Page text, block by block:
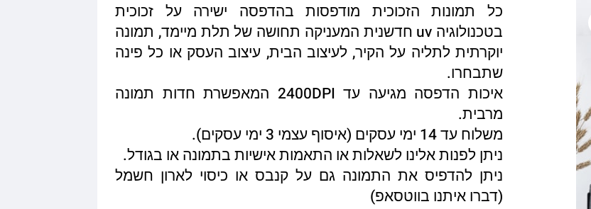
כל תמונות הזכוכית מודפסות בהדפסה ישירה על זכוכית
בטכנולוגיה uv חדשנית המעניקה תחושה של תלת מיימד, תמונה
יוקרתית לתליה על הקיר, לעיצוב הבית, עיצוב העסק או כל פינה
שתבחרו.
איכות הדפסה מגיעה עד 2400DPI המאפשרת חדות תמונה
מרבית.
משלוח עד 14 ימי עסקים (איסוף עצמי 3 ימי עסקים).
ניתן לפנות אלינו לשאלות או התאמות אישיות בתמונה או בגודל.
ניתן להדפיס את התמונה גם על קנבס או כיסוי לארון חשמל
(דברו איתנו בווטסאפ)